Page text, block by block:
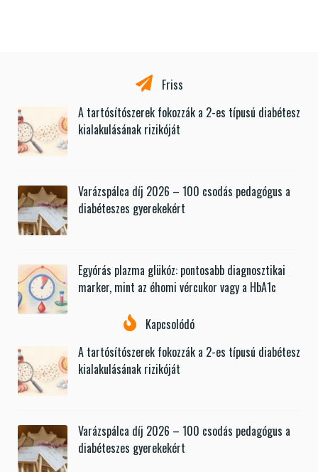
Friss
A tartósítószerek fokozzák a 2-es típusú diabétesz
kialakulásának rizikóját
Varázspálca díj 2026 – 100 csodás pedagógus a
diabéteszes gyerekekért
Egyórás plazma glükóz: pontosabb diagnosztikai
marker, mint az éhomi vércukor vagy a HbA1c
Kapcsolódó
A tartósítószerek fokozzák a 2-es típusú diabétesz
kialakulásának rizikóját
Varázspálca díj 2026 – 100 csodás pedagógus a
diabéteszes gyerekekért